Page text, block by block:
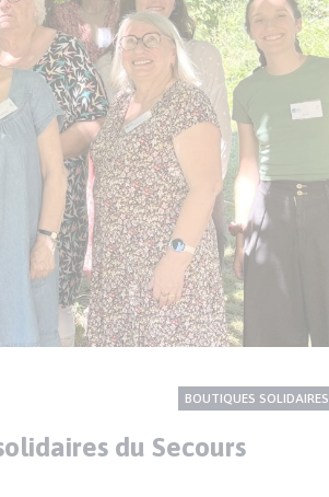
CONTENU
Thème
BOUTIQUES SOLIDAIRES
du Secours